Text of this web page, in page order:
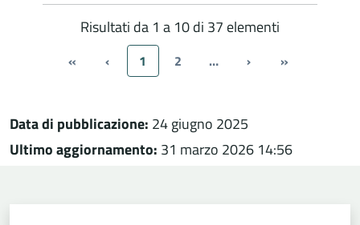
Risultati da 1 a 10 di 37 elementi
« ‹ 1 2 … › »
Data di pubblicazione: 24 giugno 2025
Ultimo aggiornamento: 31 marzo 2026 14:56